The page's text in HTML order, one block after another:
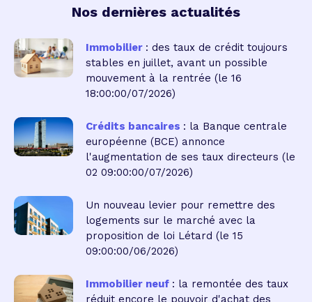
Nos dernières actualités
Immobilier : des taux de crédit toujours
stables en juillet, avant un possible
mouvement à la rentrée (le 16
18:00:00/07/2026)
Crédits bancaires : la Banque centrale
européenne (BCE) annonce
l'augmentation de ses taux directeurs (le
02 09:00:00/07/2026)
Un nouveau levier pour remettre des
logements sur le marché avec la
proposition de loi Létard (le 15
09:00:00/06/2026)
Immobilier neuf : la remontée des taux
réduit encore le pouvoir d'achat des